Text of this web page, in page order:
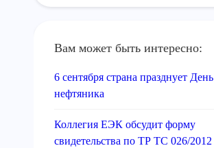
Вам может быть интересно:
6 сентября страна празднует День
нефтяника
Коллегия ЕЭК обсудит форму
свидетельства по ТР ТС 026/2012